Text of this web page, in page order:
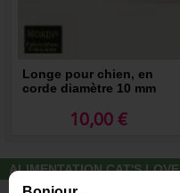
Longe pour chien, en
corde diamètre 10 mm
10,00 €
ALIMENTATION CAT'S LOVE